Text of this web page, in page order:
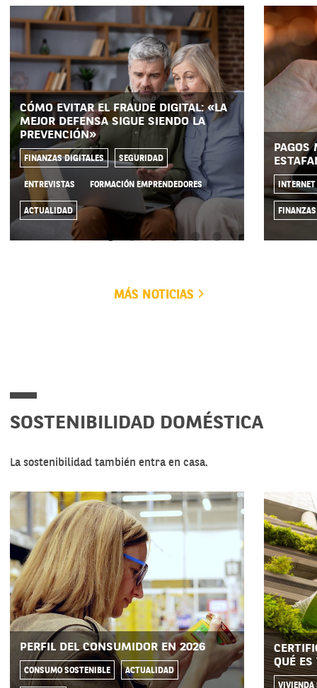
CÓMO EVITAR EL FRAUDE DIGITAL: «LA
MEJOR DEFENSA SIGUE SIENDO LA
PREVENCIÓN»
FINANZAS DIGITALES SEGURIDAD
ENTREVISTAS FORMACIÓN EMPRENDEDORES
ACTUALIDAD
PAGOS
INTERNET
MÁS NOTICIAS
SOSTENIBILIDAD DOMÉSTICA
La sostenibilidad también entra en casa.
PERFIL DEL CONSUMIDOR EN 2026
CONSUMO SOSTENIBLE ACTUALIDAD
QUÉ
VIVIENDA